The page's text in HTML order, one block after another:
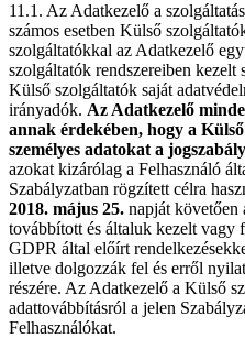
11.1. Az Adatkezelő a
számos esetben Külső
szolgáltatókkal az Adatkezelő
szolgáltatók rendszereiben kezelt
Külső szolgáltatók saját
irányadók. Az Adatkezelő
annak érdekében, hogy a
személyes adatokat a
azokat kizárólag a Felhasználó
Szabályzatban rögzített célra
2018. május 25. napját követően
továbbított és általuk kezelt vagy
GDPR által előírt
illetve dolgozzák fel és erről
részére. Az Adatkezelő a Külső
adattovábbításról a jelen
Felhasználókat.